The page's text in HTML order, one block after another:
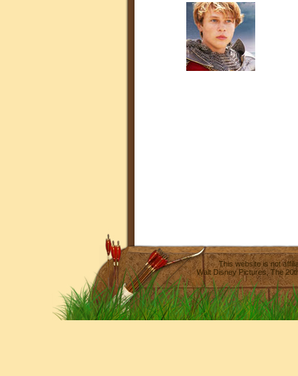
This website is not
Walt Disney Pictures,The